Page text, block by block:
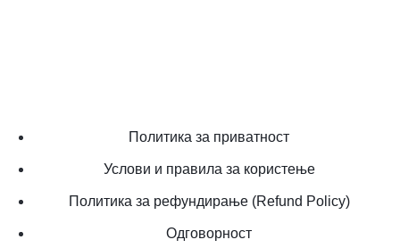
Политика за приватност
Услови и правила за користење
Политика за рефундирање (Refund Policy)
Одговорност